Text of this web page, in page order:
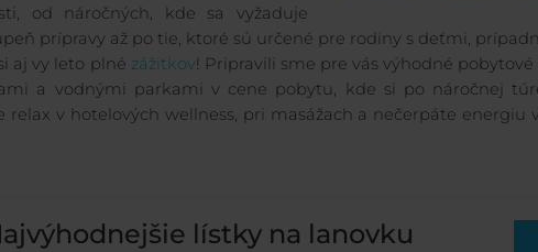
od náročných, kde sa vyžaduje
prípravy až po tie, ktoré sú určené pre rodiny s deťmi,
aj vy leto plné zážitkov! Pripravili sme pre vás výhodné
a vodnými parkami v cene pobytu, kde si po náročnej
relax v hotelových wellness, pri masážach a nečerpáte energiu
lístky na lanovku